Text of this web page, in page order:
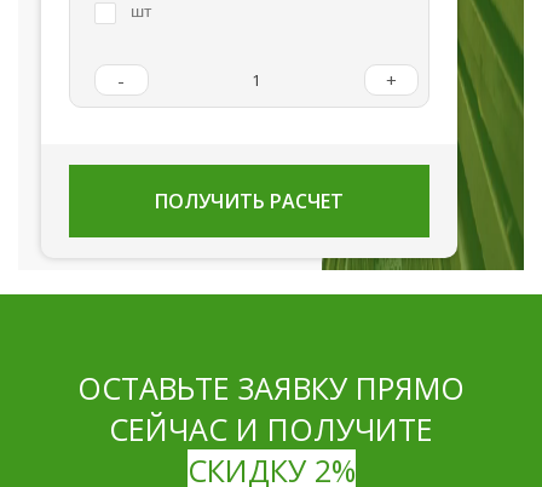
шт
- +
ПОЛУЧИТЬ РАСЧЕТ
ОСТАВЬТЕ ЗАЯВКУ ПРЯМО
СЕЙЧАС И ПОЛУЧИТЕ
СКИДКУ 2%